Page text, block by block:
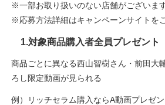
※一部お取り扱いのない店舗がございます
※応募方法詳細はキャンペーンサイトを
1.対象商品購入者全員プレゼント
商品ごとに異なる西山智樹さん・前田大
ろし限定動画が見られる
例）リッチセラム購入ならA動画プレゼ